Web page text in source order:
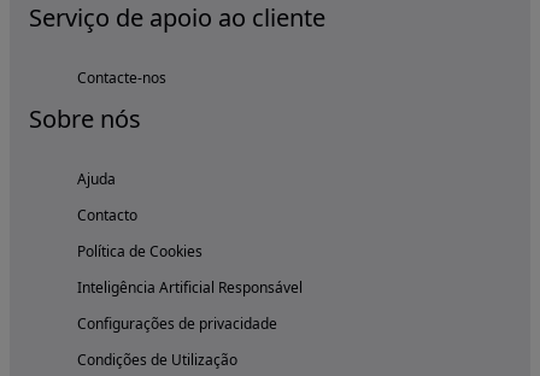
Serviço de apoio ao cliente
Contacte-nos
Sobre nós
Ajuda
Contacto
Política de Cookies
Inteligência Artificial Responsável
Configurações de privacidade
Condições de Utilização